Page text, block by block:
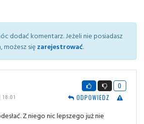
dodać komentarz. Jeżeli nie posiadasz
możesz sięzarejestrować.
18:01
0
ODPOWIEDZ
Z niego nic lepszego już nie